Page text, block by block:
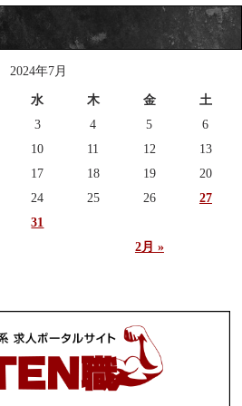
2024年7月
水 木 金 土
2月 »
3 4 5
6
10 11 12
13
17 18 19
20
24 25 26
27
31